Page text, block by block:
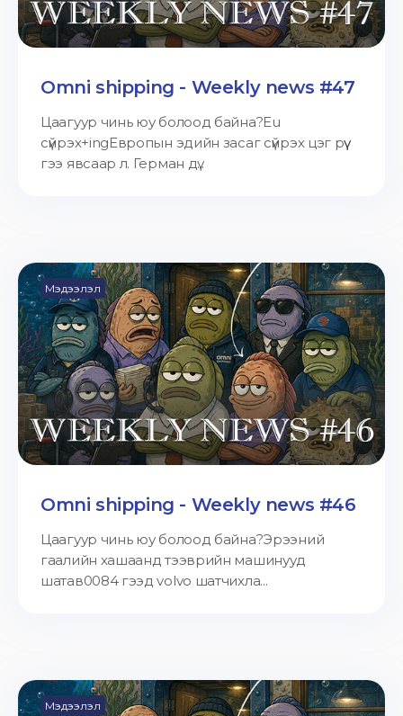
Omni shipping - Weekly news #47
Цаагуур чинь юу болоод байна?Eu
сүйрэх+ingЕвропын эдийн засаг сүйрэх цэг рүү
гээ явсаар л. Герман дү...
Мэдээлэл
Omni shipping - Weekly news #46
Цаагуур чинь юу болоод байна?Эрээний
гаалийн хашаанд тээврийн машинууд
шатав0084 гээд volvo шатчихла...
Мэдээлэл